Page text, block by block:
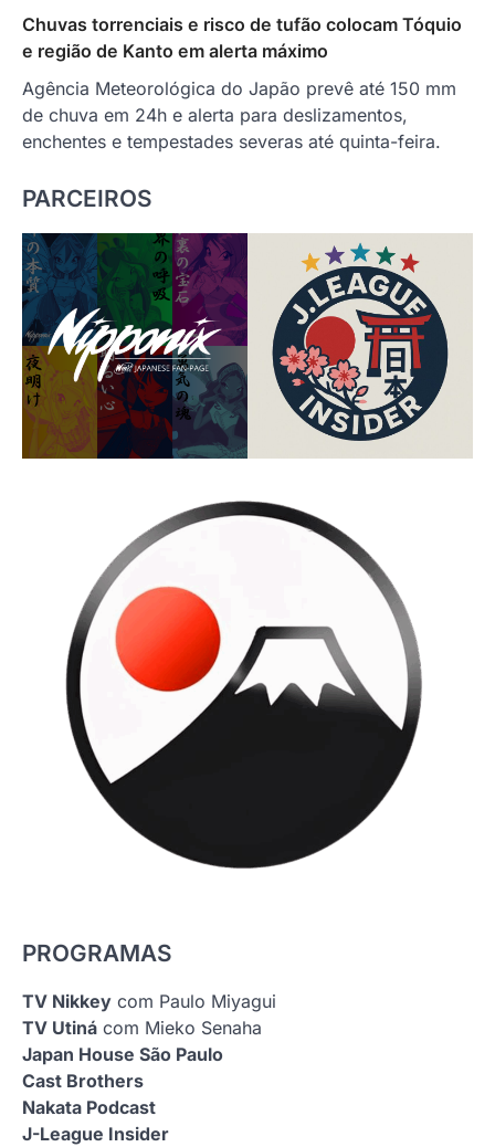
Chuvas torrenciais e risco de tufão colocam Tóquio
e região de Kanto em alerta máximo
Agência Meteorológica do Japão prevê até 150 mm
de chuva em 24h e alerta para deslizamentos,
enchentes e tempestades severas até quinta-feira.
PARCEIROS
PROGRAMAS
TV Nikkey com Paulo Miyagui
TV Utiná com Mieko Senaha
Japan House São Paulo
Cast Brothers
Nakata Podcast
J-League Insider